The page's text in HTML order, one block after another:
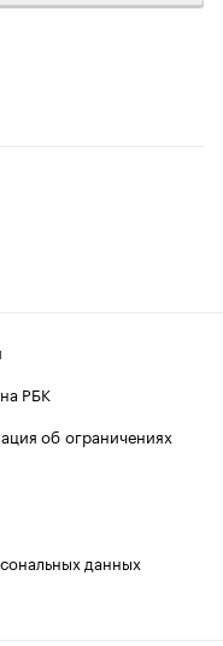
РБК
об ограничениях
данных